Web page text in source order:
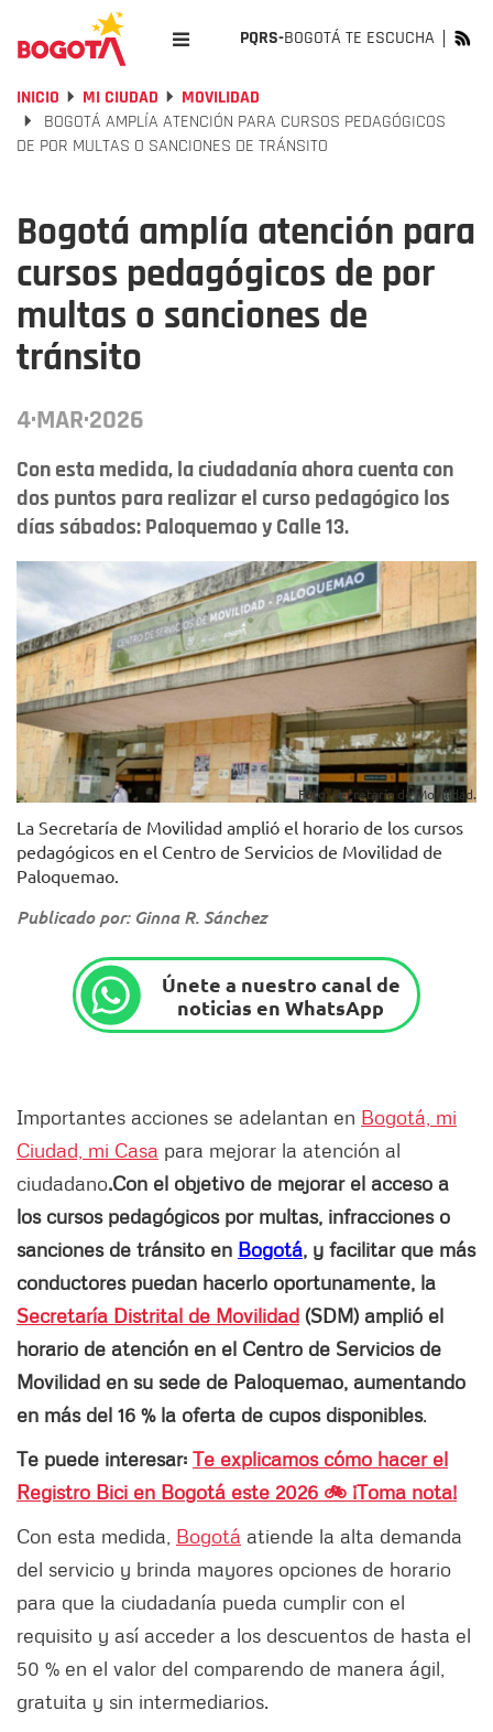
PQRS-BOGOTÁ TE ESCUCHA
INICIO MI CIUDAD
MOVILIDAD
BOGOTÁ AMPLÍA ATENCIÓN PARA CURSOS PEDAGÓGICOS
DE POR MULTAS O SANCIONES DE TRÁNSITO
Bogotá amplía atención para
cursos pedagógicos de por
multas o sanciones de
tránsito
4·MAR·2026
Con esta medida, la ciudadanía ahora cuenta con
dos puntos para realizar el curso pedagógico los
días sábados: Paloquemao y Calle 13.
Foto: Secretaría de Movilidad.
La Secretaría de Movilidad amplió el horario de los cursos
pedagógicos en el Centro de Servicios de Movilidad de
Paloquemao.
Publicado por: Ginna R. Sánchez
Únete a nuestro canal de
noticias en WhatsApp
Importantes acciones se adelantan en Bogotá, mi
Ciudad, mi Casa para mejorar la atención al
ciudadano.Con el objetivo de mejorar el acceso a
los cursos pedagógicos por multas, infracciones o
sanciones de tránsito en Bogotá, y facilitar que más
conductores puedan hacerlo oportunamente, la
Secretaría Distrital de Movilidad (SDM) amplió el
horario de atención en el Centro de Servicios de
Movilidad en su sede de Paloquemao, aumentando
en más del 16 % la oferta de cupos disponibles.
Te puede interesar: Te explicamos cómo hacer el
Registro Bici en Bogotá este 2026 🚲 ¡Toma nota!
Con esta medida, Bogotá atiende la alta demanda
del servicio y brinda mayores opciones de horario
para que la ciudadanía pueda cumplir con el
requisito y así acceder a los descuentos de hasta el
50 % en el valor del comparendo de manera ágil,
gratuita y sin intermediarios.